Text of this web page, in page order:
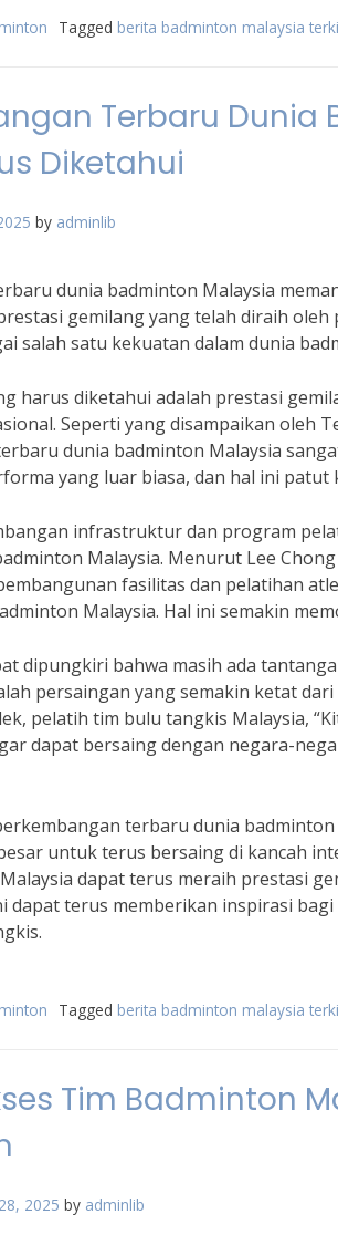
Tagged berita badminton malaysia
Terbaru Dunia
Diketahui
by adminlib
dunia badminton Malaysia
gemilang yang telah diraih
salah satu kekuatan dalam dunia
harus diketahui adalah prestasi
Seperti yang disampaikan oleh
dunia badminton Malaysia
yang luar biasa, dan hal ini patut
infrastruktur dan program
Malaysia. Menurut Lee
fasilitas dan pelatihan
Malaysia. Hal ini semakin
dipungkiri bahwa masih ada
persaingan yang semakin ketat
pelatih tim bulu tangkis Malaysia,
dapat bersaing dengan negara-
terbaru dunia
untuk terus bersaing di kancah
dapat terus meraih prestasi
dapat terus memberikan inspirasi
Tagged berita badminton malaysia
Tim Badminton
2025 by adminlib